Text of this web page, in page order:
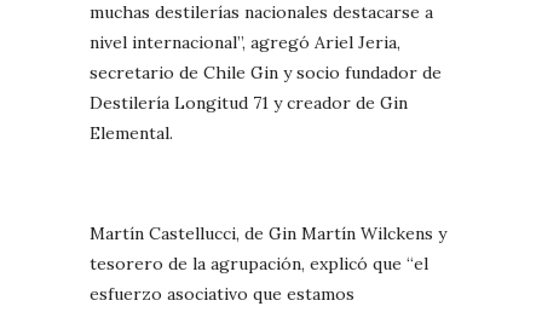
muchas destilerías nacionales destacarse a
nivel internacional”, agregó Ariel Jeria,
secretario de Chile Gin y socio fundador de
Destilería Longitud 71 y creador de Gin
Elemental.
Martín Castellucci, de Gin Martín Wilckens y
tesorero de la agrupación, explicó que “el
esfuerzo asociativo que estamos